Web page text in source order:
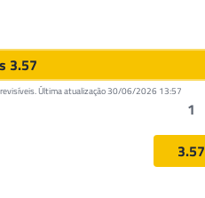
3.57
Última atualização30/06/2026 13:57
1
3.57